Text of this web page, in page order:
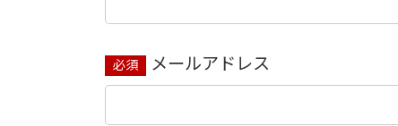
必須 メールアドレス